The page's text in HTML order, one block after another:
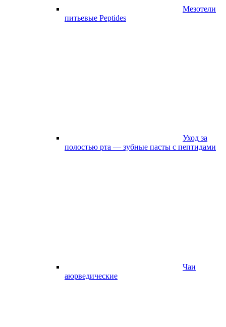
Мезотели
питьевые Peptides
Уход за
полостью рта — зубные пасты с пептидами
Чаи
аюрведические